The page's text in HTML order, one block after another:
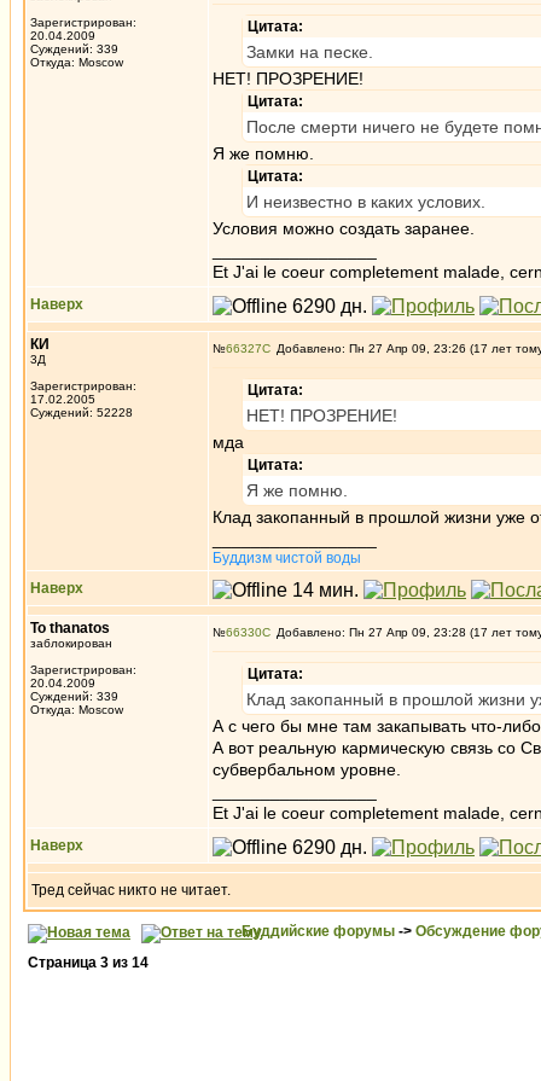
Зарегистрирован:
20.04.2009
Суждений: 339
Откуда: Moscow
Цитата:
Замки на песке.
НЕТ! ПРОЗРЕНИЕ!
Цитата:
После смерти ничего не будете
Я же помню.
Цитата:
И неизвестно в каких услових.
Условия можно создать заранее.
Et J'ai le coeur completement malade,
Наверх
КИ
3Д
Зарегистрирован:
17.02.2005
Суждений: 52228
№66327 Добавлено: Пн 27 Апр 09, 23:26 (17 лет
Цитата:
НЕТ! ПРОЗРЕНИЕ!
мда
Цитата:
Я же помню.
Клад закопанный в прошлой жизни уже
Буддизм чистой воды
Наверх
To thanatos
заблокирован
Зарегистрирован:
20.04.2009
Суждений: 339
Откуда: Moscow
№66330 Добавлено: Пн 27 Апр 09, 23:28 (17 лет
Цитата:
Клад закопанный в прошлой жизни
А с чего бы мне там закапывать что-
А вот реальную кармическую связь со
субвербальном уровне.
Et J'ai le coeur completement malade,
Наверх
Тред сейчас никто не читает.
Буддийские форумы -> Обсуждение
Страница 3 из 14